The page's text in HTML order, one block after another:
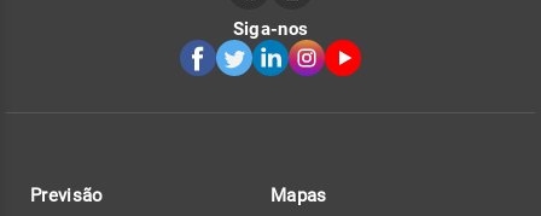
Siga-nos
Previsão Mapas